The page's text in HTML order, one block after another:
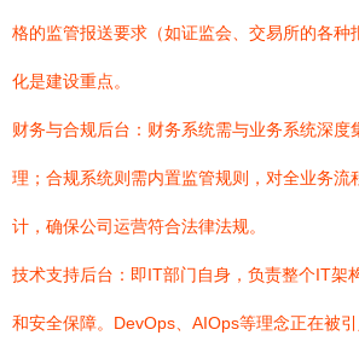
格的监管报送要求（如证监会、交易所的各种
化是建设重点。
财务与合规后台：财务系统需与业务系统深度
理；合规系统则需内置监管规则，对全业务流
计，确保公司运营符合法律法规。
技术支持后台：即IT部门自身，负责整个IT架
和安全保障。DevOps、AIOps等理念正在被